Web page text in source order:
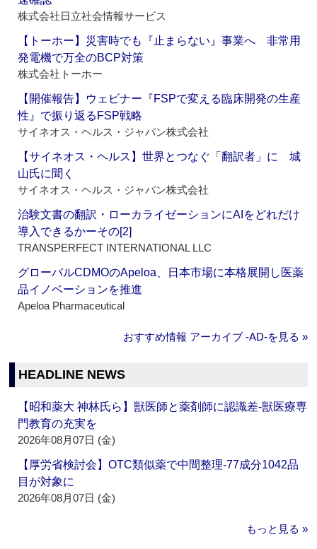
株式会社日立社会情報サービス
【トーホー】災害時でも『止まらない』事業へ 非常用
発電機で万全のBCP対策
株式会社トーホー
【開催報告】ウェビナー『FSPで変える臨床開発の生産
性』で振り返るFSP戦略
サイネオス・ヘルス・ジャパン株式会社
【サイネオス・ヘルス】世界とつなぐ「翻訳者」に 城
山氏に聞く
サイネオス・ヘルス・ジャパン株式会社
治験文書の翻訳・ローカライゼーションにAIをどれだけ
導入できるかーその[2]
TRANSPERFECT INTERNATIONAL LLC
グローバルCDMOのApeloa、日本市場に本格展開し医薬
品イノベーションを推進
Apeloa Pharmaceutical
おすすめ情報 アーカイブ ‐AD‐を見る »
HEADLINE NEWS
【昭和薬大 神林氏ら】獣医師と薬剤師に認識差‐獣医療専
門教育の充実を
2026年08月07日 (金)
【厚労省検討会】OTC類似薬で中間整理‐77成分1042品
目が対象に
2026年08月07日 (金)
もっと見る »